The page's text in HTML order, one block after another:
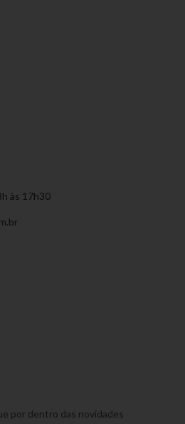
às 17h30
por dentro das novidades